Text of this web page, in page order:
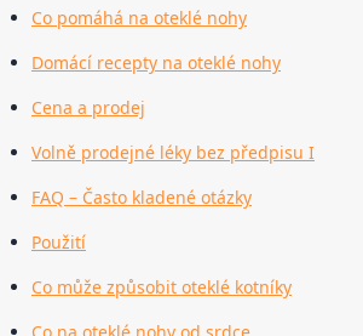
Co pomáhá na oteklé nohy
Domácí recepty na oteklé nohy
Cena a prodej
Volně prodejné léky bez předpisu I
FAQ – Často kladené otázky
Použití
Co může způsobit oteklé kotníky